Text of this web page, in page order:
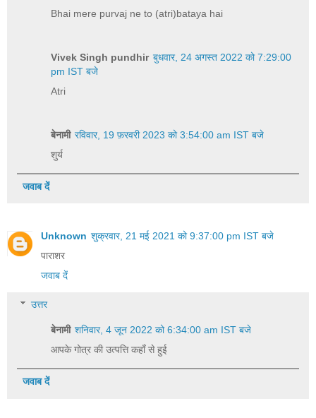
Bhai mere purvaj ne to (atri)bataya hai
Vivek Singh pundhir बुधवार, 24 अगस्त 2022 को 7:29:00
pm IST बजे
Atri
बेनामी रविवार, 19 फ़रवरी 2023 को 3:54:00 am IST बजे
शुर्य
जवाब दें
Unknown शुक्रवार, 21 मई 2021 को 9:37:00 pm IST बजे
पाराशर
जवाब दें
उत्तर
बेनामी शनिवार, 4 जून 2022 को 6:34:00 am IST बजे
आपके गोत्र की उत्पत्ति कहाँ से हुई
जवाब दें